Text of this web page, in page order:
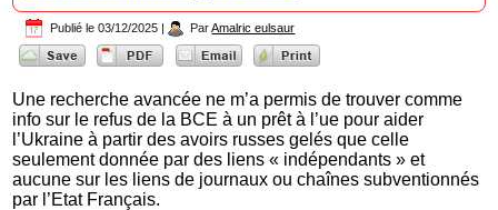
Publié le 03/12/2025 | Par Amalric eulsaur
Une recherche avancée ne m’a permis de trouver comme
info sur le refus de la BCE à un prêt à l’ue pour aider
l’Ukraine à partir des avoirs russes gelés que celle
seulement donnée par des liens « indépendants » et
aucune sur les liens de journaux ou chaînes subventionnés
par l’Etat Français.